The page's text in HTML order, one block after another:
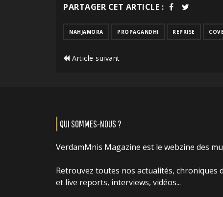
PARTAGER CET ARTICLE :
NAHJAMORA PROPAGANDHI REPRISE
Article suivant
QUI SOMMES-NOUS ?
VerdamMnis Magazine est le webzine des
Retrouvez toutes nos actualités, chroniques
et live reports, interviews, vidéos...